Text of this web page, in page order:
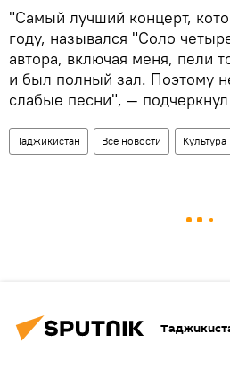
"Самый лучший концерт,
году, назывался "Соло
автора, включая меня, пели
и был полный зал. Поэтому
слабые песни", —
Таджикистан Все новости Культура